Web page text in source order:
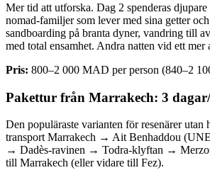
Mer tid att utforska. Dag 2 spenderas
nomad-familjer som lever med sina getter
sandboarding på branta dyner, vandring till
med total ensamhet. Andra natten vid ett mer
Pris: 800–2 000 MAD per person (840–2
Pakettur från Marrakech: 3
Den populäraste varianten för resenärer
transport Marrakech → Ait Benhaddou
→ Dadès-ravinen → Todra-klyftan →
till Marrakech (eller vidare till Fez).